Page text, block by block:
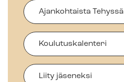
Ajankohtaista Tehyssä
Koulutuskalenteri
Liity jäseneksi